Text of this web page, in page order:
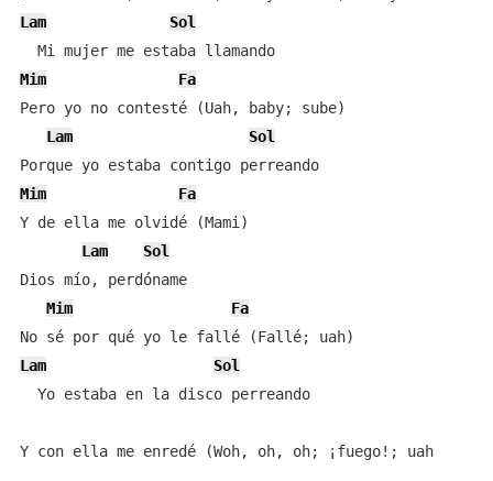
Lam
Sol
  Mi mujer me estaba llamando
Mim
Fa
Pero yo no contesté (Uah, baby; sube)
Lam
Sol
Porque yo estaba contigo perreando
Mim
Fa
Y de ella me olvidé (Mami)
Lam
Sol
Dios mío, perdóname
Mim
Fa
Lam
Sol
  Yo estaba en la disco perreando
Y con ella me enredé (Woh, oh, oh; ¡fuego!; uah